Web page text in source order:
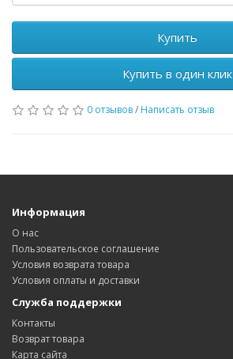
Купить
Купить в один клик
0 отзывов/ Написать отзыв
Информация
О нас
Пользовательское соглашение
Условия возврата товара
Условия оплаты и доставки
Служба поддержки
Контакты
Возврат товара
Карта сайта